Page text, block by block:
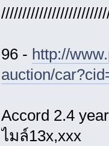
96 - http://
auction/
Accord 2.4
ไมล์13x,xxx